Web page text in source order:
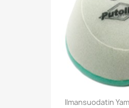
Ilmansuodatin